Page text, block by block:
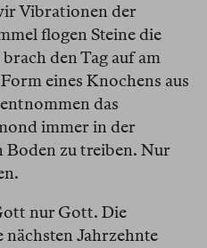
Vibrationen der
flogen Steine die
den Tag auf am
eines Knochens aus
das
immer in der
Boden zu treiben. Nur
nur Gott. Die
Jahrzehnte